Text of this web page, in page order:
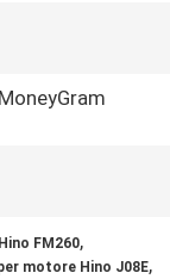
FM260,
motore Hino J08E,